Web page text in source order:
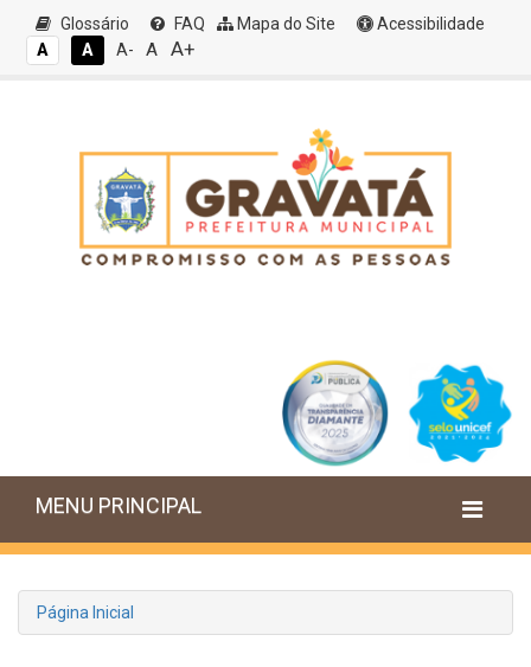
Glossário FAQ Mapa do Site
Acessibilidade
A
A A- A A+
MENU PRINCIPAL
Página Inicial